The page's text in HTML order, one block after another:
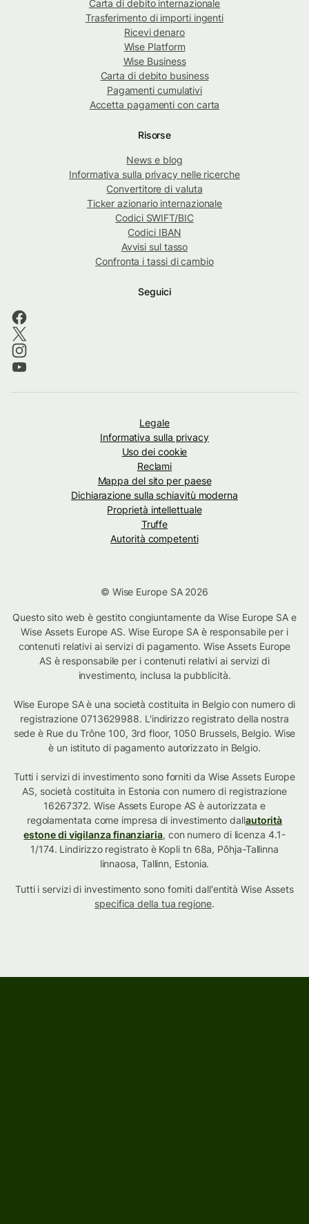
Carta di debito internazionale
Trasferimento di importi ingenti
Ricevi denaro
Wise Platform
Wise Business
Carta di debito business
Pagamenti cumulativi
Accetta pagamenti con carta
Risorse
News e blog
Informativa sulla privacy nelle ricerche
Convertitore di valuta
Ticker azionario internazionale
Codici SWIFT/BIC
Codici IBAN
Avvisi sul tasso
Confronta i tassi di cambio
Seguici
Legale
Informativa sulla privacy
Uso dei cookie
Reclami
Mappa del sito per paese
Dichiarazione sulla schiavitù moderna
Proprietà intellettuale
Truffe
Autorità competenti
© Wise Europe SA 2026
Questo sito web è gestito congiuntamente da Wise Europe SA e
Wise Assets Europe AS. Wise Europe SA è responsabile per i
contenuti relativi ai servizi di pagamento. Wise Assets Europe
AS è responsabile per i contenuti relativi ai servizi di
investimento, inclusa la pubblicità.
Wise Europe SA è una società costituita in Belgio con numero di
registrazione 0713629988. L'indirizzo registrato della nostra
sede è Rue du Trône 100, 3rd floor, 1050 Brussels, Belgio. Wise
è un istituto di pagamento autorizzato in Belgio.
Tutti i servizi di investimento sono forniti da Wise Assets Europe
AS, società costituita in Estonia con numero di registrazione
16267372. Wise Assets Europe AS è autorizzata e
regolamentata come impresa di investimento dallautorità
estone di vigilanza finanziaria, con numero di licenza 4.1-
1/174. Lindirizzo registrato è Kopli tn 68a, Põhja-Tallinna
linnaosa, Tallinn, Estonia.
Tutti i servizi di investimento sono forniti dall'entità Wise Assets
specifica della tua regione.